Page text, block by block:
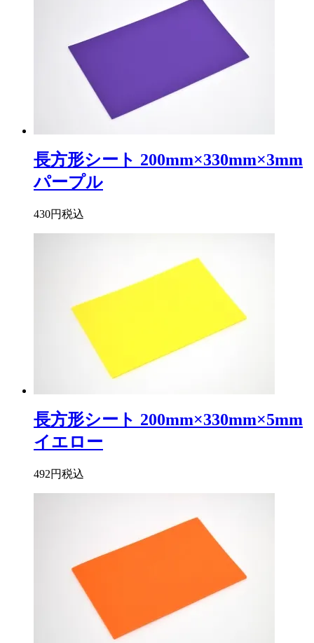
長方形シート 200mm×330mm×3mm
パープル
430円税込
長方形シート 200mm×330mm×5mm
イエロー
492円税込